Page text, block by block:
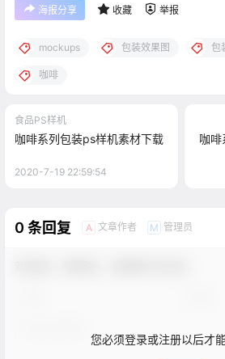
海报分享 收藏 举报
mockups 包装效果图 包
咖啡
食品PS样机
咖啡系列包装ps样机素材下载
2020-7-19 22:59:54
咖
0 条回复 A 文章作者 M 管理员
您必须登录或注册以后才